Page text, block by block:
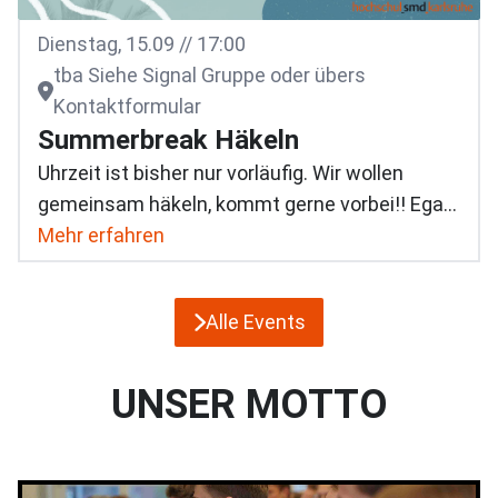
Dienstag, 15.09 // 17:00
tba Siehe Signal Gruppe oder übers
Kontaktformular
Summerbreak Häkeln
Uhrzeit ist bisher nur vorläufig. Wir wollen
gemeinsam häkeln, kommt gerne vorbei!! Egal
ob du noch nie eine Häkelnadel in der Hand
hattest oder du mit geschlossen Augen häkeln
kannst. Bring bitte dein einges Häkelmaterial
mit, wenn du etwas besitzt.
Mehr erfahren
Alle Events
UNSER MOTTO